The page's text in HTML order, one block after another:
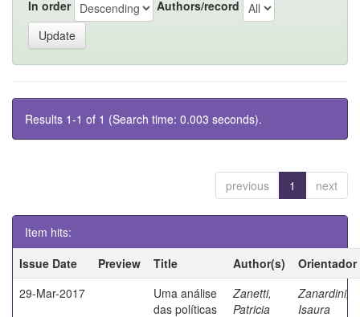
In order Authors/record
Results 1-1 of 1 (Search time: 0.003 seconds).
previous 1 next
Item hits:
Issue Date
Preview Title Author(s)
Orientador
29-Mar-2017
Uma análise
das políticas
Zanetti,
Patricia
Zanardini,
Isaura